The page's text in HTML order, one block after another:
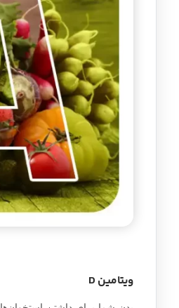
ویتامین D